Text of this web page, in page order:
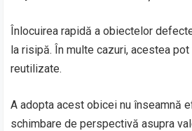
Înlocuirea rapidă a obiectelor
la risipă. În multe cazuri, acestea
reutilizate.
A adopta acest obicei nu înseamnă
schimbare de perspectivă asupra